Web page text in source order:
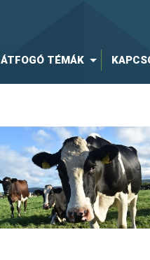
ÁTFOGÓ TÉMÁK